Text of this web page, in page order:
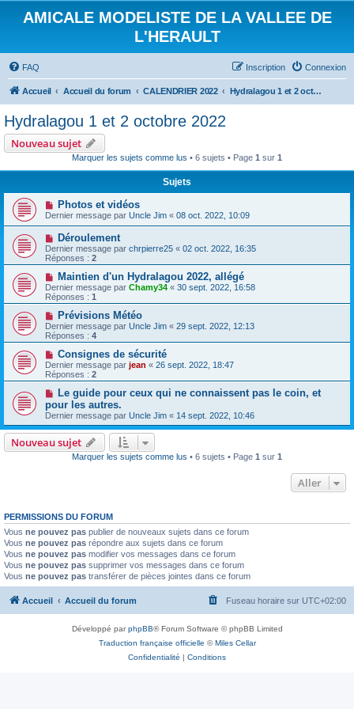
AMICALE MODELISTE DE LA VALLEE DE
L'HERAULT
FAQ Connexion
Inscription
Accueil Accueil du forum CALENDRIER 2022 Hydralagou 1 et 2 octobre 2022
Hydralagou 1 et 2 octobre 2022
Nouveau sujet
Marquer les sujets comme lus • 6 sujets • Page 1 sur 1
Sujets
Photos et vidéos
Dernier message par Uncle Jim « 08 oct. 2022, 10:09
Déroulement
Dernier message par chrpierre25 « 02 oct. 2022, 16:35
Réponses : 2
Maintien d'un Hydralagou 2022, allégé
Dernier message par Chamy34 « 30 sept. 2022, 16:58
Réponses : 1
Prévisions Météo
Dernier message par Uncle Jim « 29 sept. 2022, 12:13
Réponses : 4
Consignes de sécurité
Dernier message par jean « 26 sept. 2022, 18:47
Réponses : 2
Le guide pour ceux qui ne connaissent pas le coin, et
pour les autres.
Dernier message par Uncle Jim « 14 sept. 2022, 10:46
Nouveau sujet
Marquer les sujets comme lus • 6 sujets • Page 1 sur 1
Aller
PERMISSIONS DU FORUM
Vous ne pouvez pas publier de nouveaux sujets dans ce forum
Vous ne pouvez pas répondre aux sujets dans ce forum
Vous ne pouvez pas modifier vos messages dans ce forum
Vous ne pouvez pas supprimer vos messages dans ce forum
Vous ne pouvez pas transférer de pièces jointes dans ce forum
Accueil Accueil du forum Fuseau horaire sur UTC+02:00
Développé parphpBB® Forum Software © phpBB Limited
Traduction française officielle ©Miles Cellar
Confidentialité | Conditions